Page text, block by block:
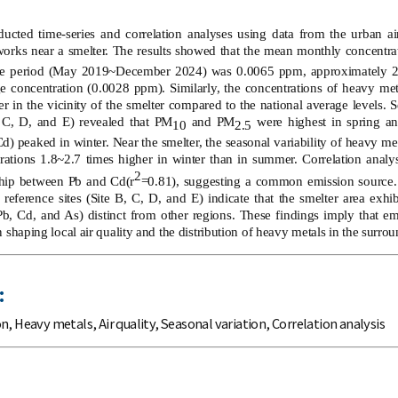
time-series and correlation analyses using data from the urban
near a smelter. The results showed that the mean monthly
period (May 2019~December 2024) was 0.0065 ppm, approximately
concentration (0.0028 ppm). Similarly, the concentrations of heavy
in the vicinity of the smelter compared to the national average levels.
D, and E) revealed that PM10 and PM2.5 were highest in spring
peaked in winter. Near the smelter, the seasonal variability of heavy
1.8~2.7 times higher in winter than in summer. Correlation
between Pb and Cd(r2=0.81), suggesting a common emission
reference sites (Site B, C, D, and E) indicate that the smelter area
Cd, and As) distinct from other regions. These findings imply that
shaping local air quality and the distribution of heavy metals in the
,Heavy metals,Air quality,Seasonal variation,Correlation analysis